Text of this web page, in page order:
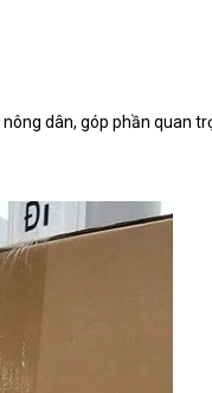
dân, góp phần quan